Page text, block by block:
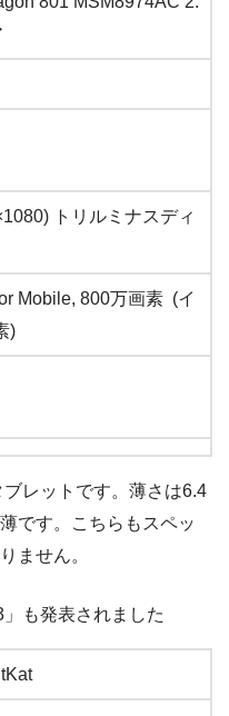
トリルミナスディ
Mobile, 800万画素 (イ
)
レットです。薄さは6.4
です。こちらもスペッ
ません。
も発表されました